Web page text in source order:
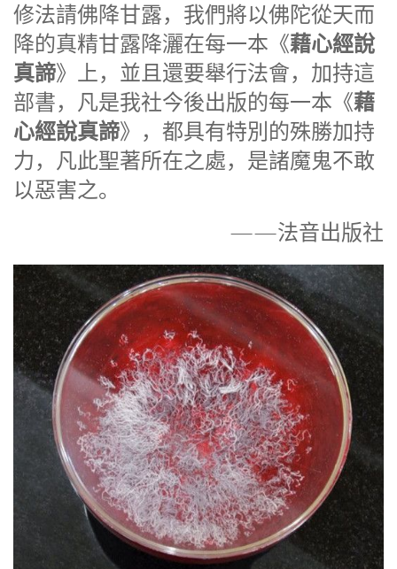
修法請佛降甘露，我們將以佛陀從天而
降的真精甘露降灑在每一本《藉心經說
真諦》上，並且還要舉行法會，加持這
部書，凡是我社今後出版的每一本《藉
心經說真諦》，都具有特別的殊勝加持
力，凡此聖著所在之處，是諸魔鬼不敢
以惡害之。
——法音出版社